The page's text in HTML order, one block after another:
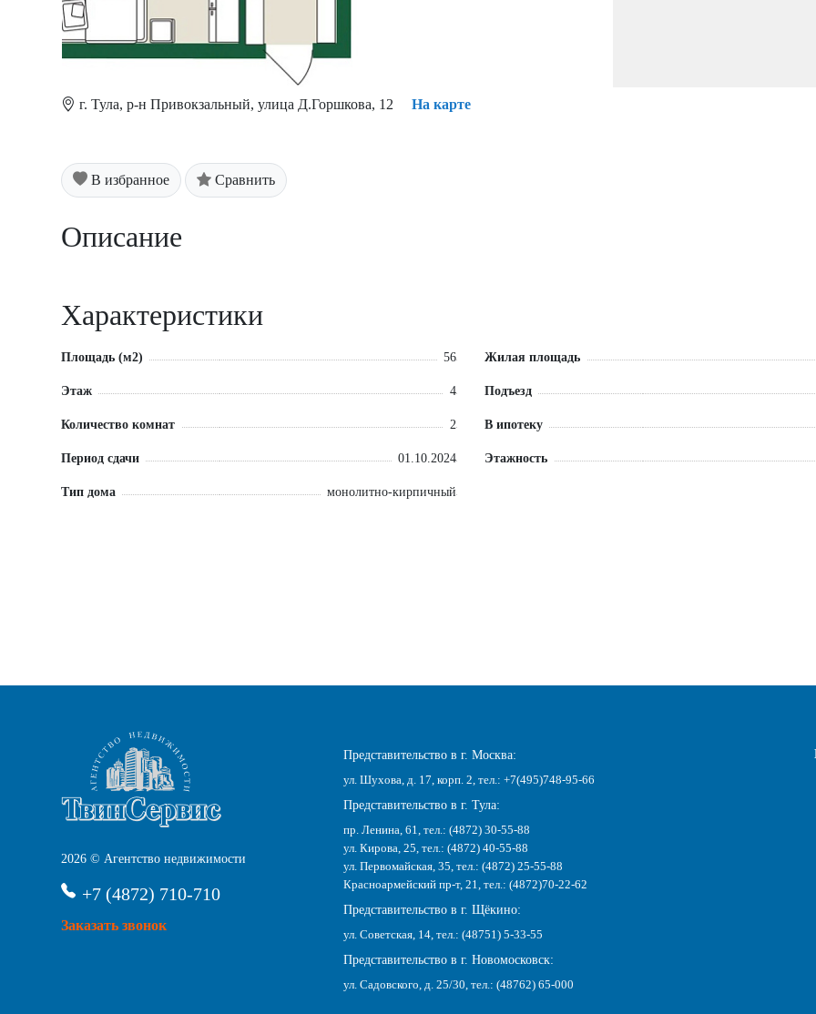
г. Тула, р-н Привокзальный, улица Д.Горшкова, 12 На карте
В избранное Сравнить
Описание
Характеристики
Площадь (м2) 56
Этаж 4
Количество комнат 2
Период сдачи 01.10.2024
Тип дома монолитно-кирпичный
Жилая площадь
Подъезд
В ипотеку
Этажность
2026 © Агентство недвижимости
+7 (4872) 710-710
Заказать звонок
Представительство в г. Москва:
ул. Шухова, д. 17, корп. 2, тел.: +7(495)748-95-66
Представительство в г. Тула:
пр. Ленина, 61, тел.: (4872) 30-55-88
ул. Кирова, 25, тел.: (4872) 40-55-88
ул. Первомайская, 35, тел.: (4872) 25-55-88
Красноармейский пр-т, 21, тел.: (4872)70-22-62
Представительство в г. Щёкино:
ул. Советская, 14, тел.: (48751) 5-33-55
Представительство в г. Новомосковск:
ул. Садовского, д. 25/30, тел.: (48762) 65-000